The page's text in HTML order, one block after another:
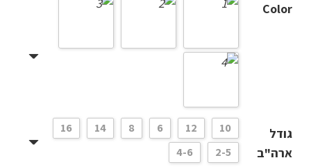
Color
גודל
ארה"ב
10
12
6
8
14
16
2-5
4-6